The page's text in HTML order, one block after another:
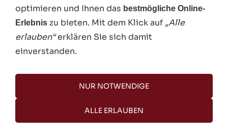
optimieren und Ihnen das bestmögliche Online-
Erlebnis zu bieten. Mit dem Klick auf „Alle
erlauben“erklären Sie sich damit
einverstanden.
NUR NOTWENDIGE
ALLE ERLAUBEN